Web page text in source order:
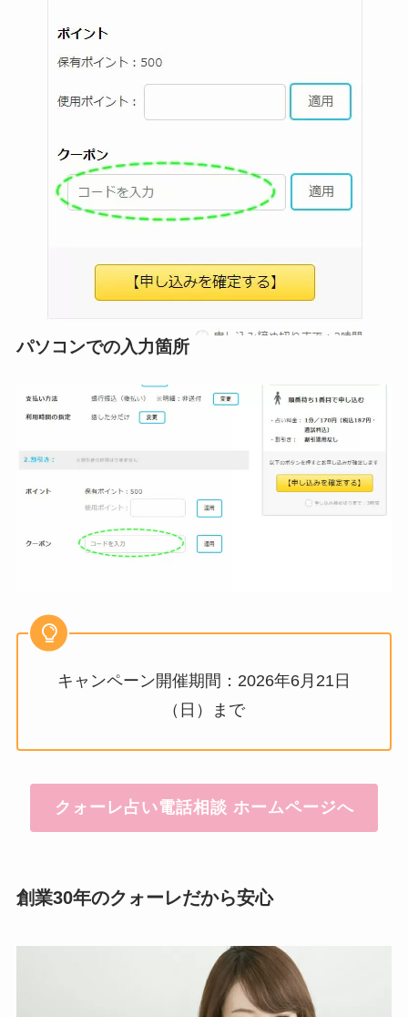
パソコンでの入力箇所
キャンペーン開催期間：2026年6月21日
（日）まで
クォーレ占い電話相談 ホームページへ
創業30年のクォーレだから安心